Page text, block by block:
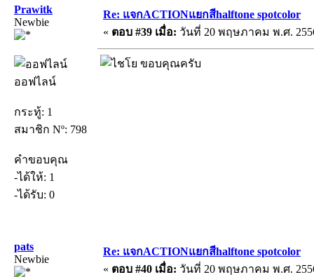
Prawitk
Newbie
ออฟไลน์
กระทู้: 1
สมาชิก Nº: 798
คำขอบคุณ
-ได้ให้: 1
-ได้รับ: 0
Re: แจกACTIONแยกสีhalftone spotcolor
« ตอบ #39 เมื่อ: วันที่ 20 พฤษภาคม พ.ศ.
ขอบคุณครับ
pats
Newbie
Re: แจกACTIONแยกสีhalftone spotcolor
« ตอบ #40 เมื่อ: วันที่ 20 พฤษภาคม พ.ศ.